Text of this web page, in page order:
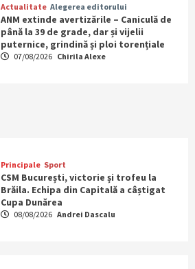
Actualitate Alegerea editorului
ANM extinde avertizările – Caniculă de
până la 39 de grade, dar și vijelii
puternice, grindină și ploi torențiale
07/08/2026 Chirila Alexe
Principale Sport
CSM București, victorie și trofeu la
Brăila. Echipa din Capitală a câștigat
Cupa Dunărea
08/08/2026 Andrei Dascalu